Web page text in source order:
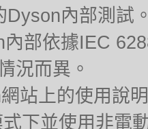
Dyson內部測試
部依據IEC
況而異。
站上的使用說
下並使用非電